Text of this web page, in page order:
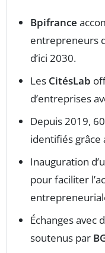
Bpifrance
entrepreneurs
d’ici 2030.
Les CitésLab
d’entreprises
Depuis 2019,
identifiés grâce
Inauguration
pour faciliter
Échanges avec
soutenus par